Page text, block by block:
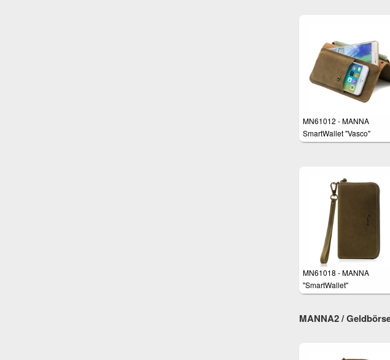
MN61012 - MANNA
SmartWallet "Vasco"
MN61018 - MANNA
"SmartWallet"
Handgelenktasche
MANNA2 /